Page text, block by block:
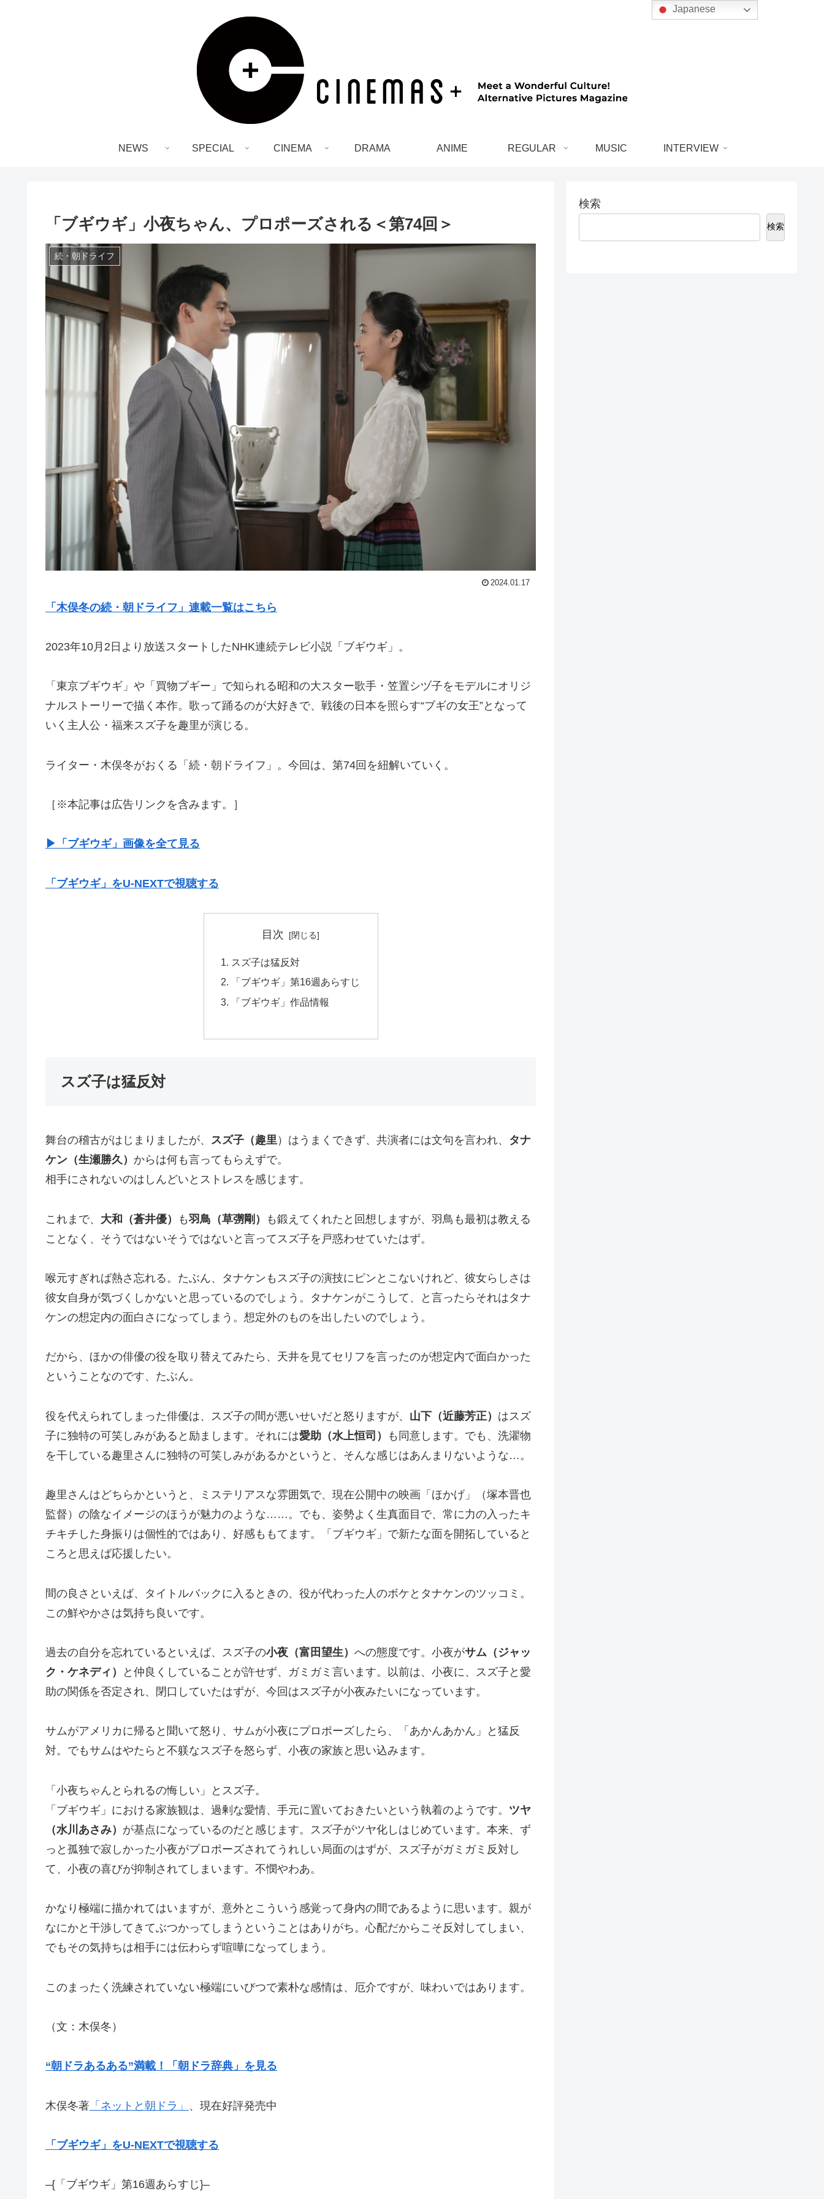
NEWS SPECIAL CINEMA DRAMA ANIME REGULAR MUSIC INTERVIEW
「ブギウギ」小夜ちゃん、プロポーズされる＜第74回＞
続・朝ドライフ
2024.01.17
「木俣冬の続・朝ドライフ」連載一覧はこちら
2023年10月2日より放送スタートしたNHK連続テレビ小説「ブギウギ」。
「東京ブギウギ」や「買物ブギー」で知られる昭和の大スター歌手・笠置シヅ子をモデルにオリジ
ナルストーリーで描く本作。歌って踊るのが大好きで、戦後の日本を照らす“ブギの女王”となって
いく主人公・福来スズ子を趣里が演じる。
ライター・木俣冬がおくる「続・朝ドライフ」。今回は、第74回を紐解いていく。
［※本記事は広告リンクを含みます。］
▶︎「ブギウギ」画像を全て見る
「ブギウギ」をU-NEXTで視聴する
目次
スズ子は猛反対
「ブギウギ」第16週あらすじ
「ブギウギ」作品情報
スズ子は猛反対
舞台の稽古がはじまりましたが、 スズ子（趣里）はうまくできず、共演者には文句を言われ、 タナ
ケン（生瀬勝久） からは何も言ってもらえずで。
相手にされないのはしんどいとストレスを感じます。
これまで、 大和（蒼井優） も羽鳥（草彅剛）
も鍛えてくれたと回想しますが、羽鳥も最初は教える
ことなく、そうではないそうではないと言ってスズ子を戸惑わせていたはず。
喉元すぎれば熱さ忘れる。たぶん、タナケンもスズ子の演技にピンとこないけれど、彼女らしさは
彼女自身が気づくしかないと思っているのでしょう。タナケンがこうして、と言ったらそれはタナ
ケンの想定内の面白さになってしまう。想定外のものを出したいのでしょう。
だから、ほかの俳優の役を取り替えてみたら、天井を見てセリフを言ったのが想定内で面白かった
ということなのです、たぶん。
役を代えられてしまった俳優は、スズ子の間が悪いせいだと怒りますが、 山下（近藤芳正） はスズ
子に独特の可笑しみがあると励まします。それには愛助（水上恒司）
も同意します。でも、洗濯物
を干している趣里さんに独特の可笑しみがあるかというと、そんな感じはあんまりないような…。
趣里さんはどちらかというと、ミステリアスな雰囲気で、現在公開中の映画「ほかげ」（塚本晋也
監督）の陰なイメージのほうが魅力のような……。でも、姿勢よく生真面目で、常に力の入ったキ
チキチした身振りは個性的ではあり、好感ももてます。「ブギウギ」で新たな面を開拓していると
ころと思えば応援したい。
間の良さといえば、タイトルバックに入るときの、役が代わった人のボケとタナケンのツッコミ。
この鮮やかさは気持ち良いです。
過去の自分を忘れているといえば、スズ子の小夜（富田望生） への態度です。小夜がサム（ジャッ
ク・ケネディ）
と仲良くしていることが許せず、ガミガミ言います。以前は、小夜に、スズ子と愛
助の関係を否定され、閉口していたはずが、今回はスズ子が小夜みたいになっています。
サムがアメリカに帰ると聞いて怒り、サムが小夜にプロポーズしたら、「あかんあかん」と猛反
対。でもサムはやたらと不躾なスズ子を怒らず、小夜の家族と思い込みます。
「小夜ちゃんとられるの悔しい」とスズ子。
「ブギウギ」における家族観は、過剰な愛情、手元に置いておきたいという執着のようです。 ツヤ
（水川あさみ） が基点になっているのだと感じます。スズ子がツヤ化しはじめています。本来、ず
っと孤独で寂しかった小夜がプロポーズされてうれしい局面のはずが、スズ子がガミガミ反対し
て、小夜の喜びが抑制されてしまいます。不憫やわあ。
かなり極端に描かれてはいますが、意外とこういう感覚って身内の間であるように思います。親が
なにかと干渉してきてぶつかってしまうということはありがち。心配だからこそ反対してしまい、
でもその気持ちは相手には伝わらず喧嘩になってしまう。
このまったく洗練されていない極端にいびつで素朴な感情は、厄介ですが、味わいではあります。
（文：木俣冬）
“朝ドラあるある”満載！「朝ドラ辞典」を見る
木俣冬著 「ネットと朝ドラ」 、現在好評発売中
「ブギウギ」をU-NEXTで視聴する
–{「ブギウギ」第16週あらすじ}–
検索
検索
Japanese